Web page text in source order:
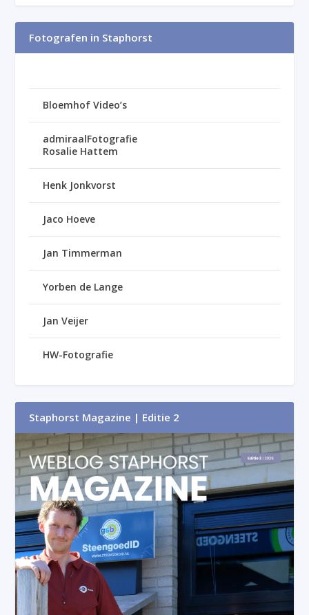
Fotografen in Staphorst
Bloemhof Video’s
admiraalFotografie
Rosalie Hattem
Henk Jonkvorst
Jaco Hoeve
Jan Timmerman
Yorben de Lange
Jan Veijer
HW-Fotografie
Staphorst Magazine | Editie 2